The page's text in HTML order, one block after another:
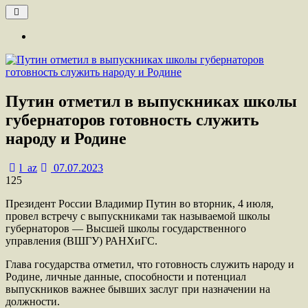
Путин отметил в выпускниках школы
губернаторов готовность служить
народу и Родине
l_az
07.07.2023
125
Президент России Владимир Путин во вторник, 4 июля,
провел встречу с выпускниками так называемой школы
губернаторов — Высшей школы государственного
управления (ВШГУ) РАНХиГС.
Глава государства отметил, что готовность служить народу и
Родине, личные данные, способности и потенциал
выпускников важнее бывших заслуг при назначении на
должности.